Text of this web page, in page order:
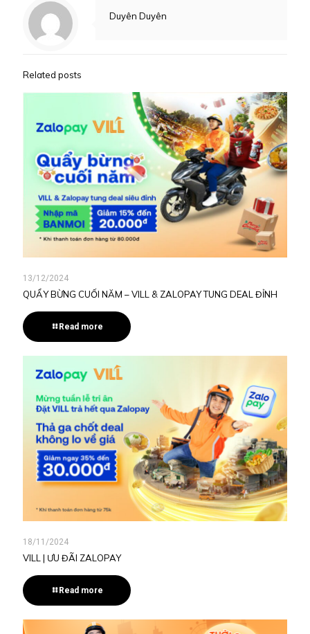
Duyên Duyên
Related posts
13/12/2024
QUẨY BỪNG CUỐI NĂM – VILL & ZALOPAY TUNG DEAL ĐỈNH
Read more
18/11/2024
VILL | ƯU ĐÃI ZALOPAY
Read more